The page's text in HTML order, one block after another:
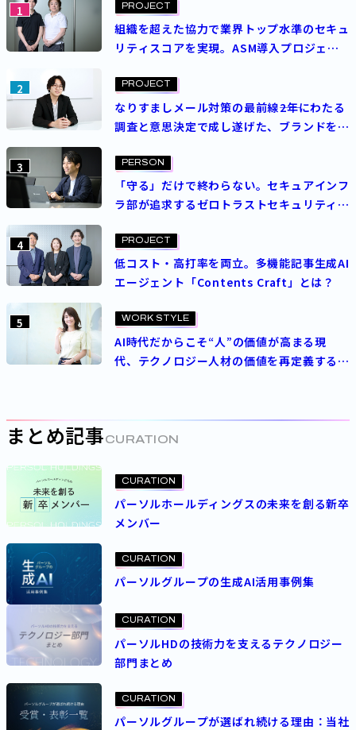
1 PROJECT
組織を超えた協力で業界トップ水準のセキュ
リティスコアを実現。ASM導入プロジェク
2 PROJECT
なりすましメール対策の最前線――2年にわたる
調査と意思決定で成し遂げた、ブランドを守
3 PERSON
「守る」だけで終わらない。セキュアインフ
ラ部が追求するゼロトラストセキュリティの
4 PROJECT
低コスト・高打率を両立。多機能記事生成AI
エージェント「Contents Craft」とは？
5 WORK STYLE
AI時代だからこそ“人”の価値が高まる現
代、テクノロジー人材の価値を再定義する
まとめ記事 CURATION
CURATION
パーソルホールディングスの未来を創る新卒
メンバー
CURATION
パーソルグループの生成AI活用事例集
CURATION
パーソルHDの技術力を支えるテクノロジー
部門まとめ
CURATION
パーソルグループが選ばれ続ける理由：当社